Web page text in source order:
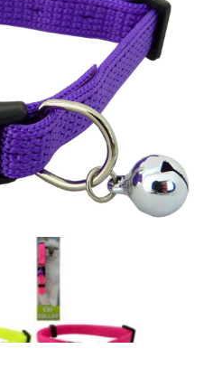
Okkur er mikið í mun að bæta
móti öllum skilaboðum.
Skiptir ekki máli hvort þau eru jákvæð
misnota það á nokkurn annan hátt.